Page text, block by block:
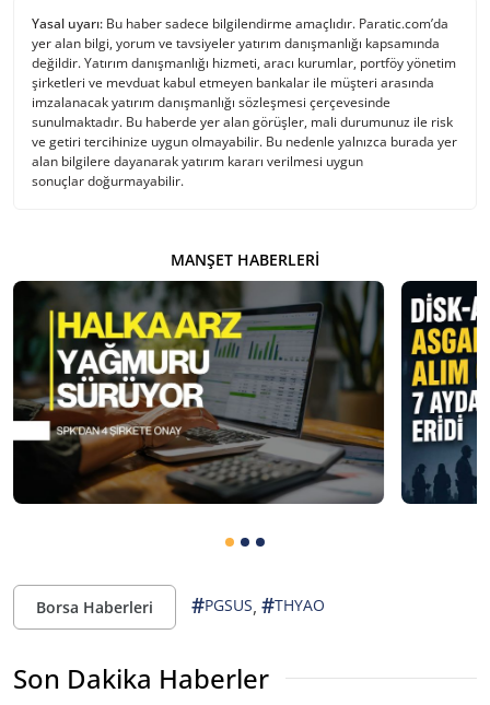
Yasal uyarı: Bu haber sadece bilgilendirme amaçlıdır. Paratic.com’da
yer alan bilgi, yorum ve tavsiyeler yatırım danışmanlığı kapsamında
değildir. Yatırım danışmanlığı hizmeti, aracı kurumlar, portföy yönetim
şirketleri ve mevduat kabul etmeyen bankalar ile müşteri arasında
imzalanacak yatırım danışmanlığı sözleşmesi çerçevesinde
sunulmaktadır. Bu haberde yer alan görüşler, mali durumunuz ile risk
ve getiri tercihinize uygun olmayabilir. Bu nedenle yalnızca burada yer
alan bilgilere dayanarak yatırım kararı verilmesi uygun
sonuçlar doğurmayabilir.
MANŞET HABERLERI
Borsa Haberleri #PGSUS, #THYAO
Son Dakika Haberler